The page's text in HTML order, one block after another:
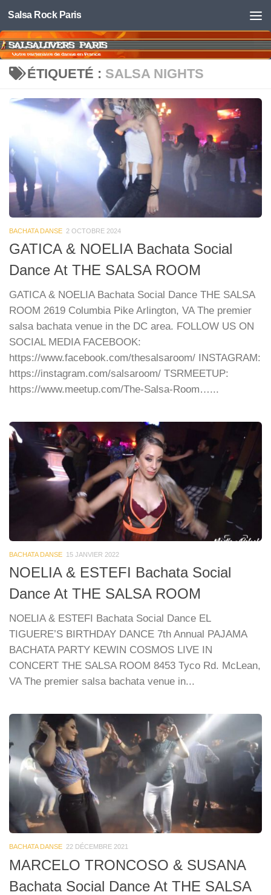
Skip to content
Salsa Rock Paris
ÉTIQUETÉ : SALSA NIGHTS
BACHATA DANSE 2 OCTOBRE 2024
GATICA & NOELIA Bachata Social
Dance At THE SALSA ROOM
GATICA & NOELIA Bachata Social Dance THE SALSA
ROOM 2619 Columbia Pike Arlington, VA The premier
salsa bachata venue in the DC area. FOLLOW US ON
SOCIAL MEDIA FACEBOOK:
https://www.facebook.com/thesalsaroom/ INSTAGRAM:
https://instagram.com/salsaroom/ TSRMEETUP:
https://www.meetup.com/The-Salsa-Room…...
BACHATA DANSE 15 JANVIER 2022
NOELIA & ESTEFI Bachata Social
Dance At THE SALSA ROOM
NOELIA & ESTEFI Bachata Social Dance EL
TIGUERE’S BIRTHDAY DANCE 7th Annual PAJAMA
BACHATA PARTY KEWIN COSMOS LIVE IN
CONCERT THE SALSA ROOM 8453 Tyco Rd. McLean,
VA The premier salsa bachata venue in...
BACHATA DANSE 22 DÉCEMBRE 2021
MARCELO TRONCOSO & SUSANA
Bachata Social Dance At THE SALSA